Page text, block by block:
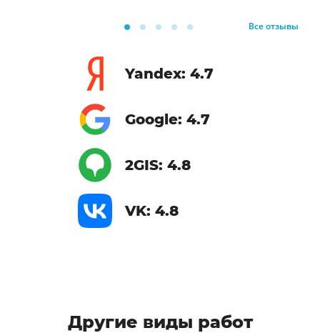
Все отзывы
Yandex: 4.7
Google: 4.7
2GIS: 4.8
VK: 4.8
Другие виды работ